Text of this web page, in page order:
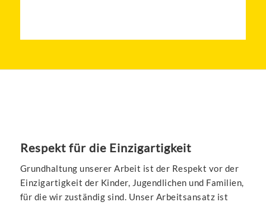
Respekt für die Einzigartigkeit
Grundhaltung unserer Arbeit ist der Respekt vor der
Einzigartigkeit der Kinder, Jugendlichen und Familien,
für die wir zuständig sind. Unser Arbeitsansatz ist